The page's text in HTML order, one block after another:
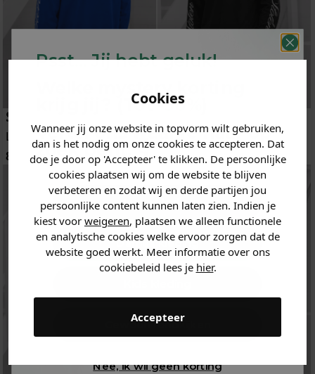
Cookies
Wanneer jij onze website in topvorm wilt gebruiken,
dan is het nodig om onze cookies te accepteren. Dat
doe je door op 'Accepteer' te klikken. De persoonlijke
cookies plaatsen wij om de website te blijven
verbeteren en zodat wij en derde partijen jou
persoonlijke content kunnen laten zien. Indien je
kiest voor weigeren, plaatsen we alleen functionele
en analytische cookies welke ervoor zorgen dat de
website goed werkt. Meer informatie over ons
cookiebeleid lees je hier.
Accepteer
Stolen Atelier
Longsleeve
89.95
Longsleeve
89.95
Psst... Jij hebt geluk!
Welke mystery
krijg jij? (Tot-30%
Vertel ons waar je naar op
zoek bent. 👇
Heren kleding
Dames kleding
Gewoon rondkijken
Nee, ik wil geen korting